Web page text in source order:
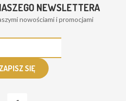
NEWSLETTERA
nowościami i promocjami